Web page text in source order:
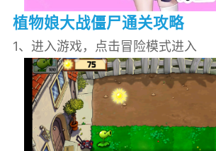
植物娘大战僵尸通关攻略
1、进入游戏，点击冒险模式进入